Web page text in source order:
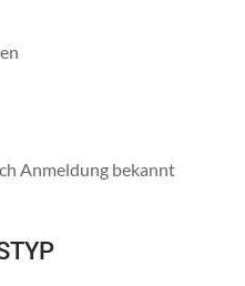
Anmeldung bekannt